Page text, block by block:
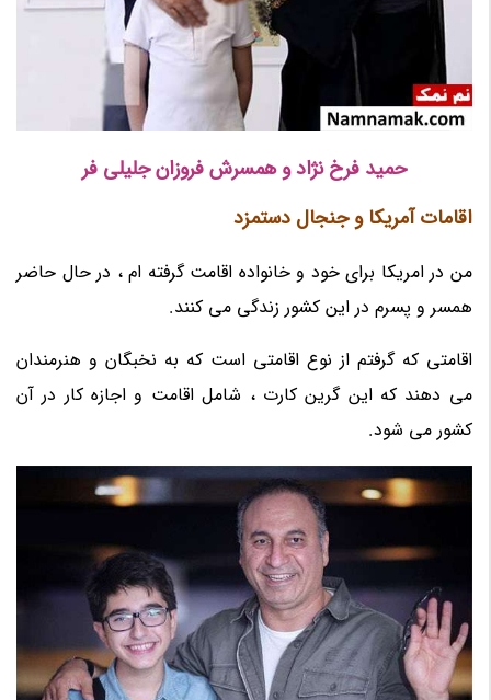
حمید فرخ نژاد و همسرش فروزان جلیلی فر
اقامات آمریکا و جنجال دستمزد
من در امریکا برای خود و خانواده اقامت گرفته ام ، در حال حاضر
همسر و پسرم در این کشور زندگی می کنند.
اقامتی که گرفتم از نوع اقامتی است که به نخبگان و هنرمندان
می دهند که این گرین کارت ، شامل اقامت و اجازه کار در آن
کشور می شود.